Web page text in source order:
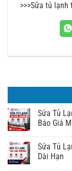
>>>Sửa tủ lạnh
Sửa Tủ
Báo Giá
Sửa Tủ
Dài Hạn